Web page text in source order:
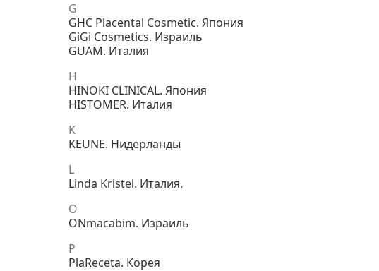
G
GHC Placental Cosmetic. Япония
GiGi Cosmetics. Израиль
GUAM. Италия
H
HINOKI CLINICAL. Япония
HISTOMER. Италия
K
KEUNE. Нидерланды
L
Linda Kristel. Италия.
O
ONmacabim. Израиль
P
PlaReceta. Корея